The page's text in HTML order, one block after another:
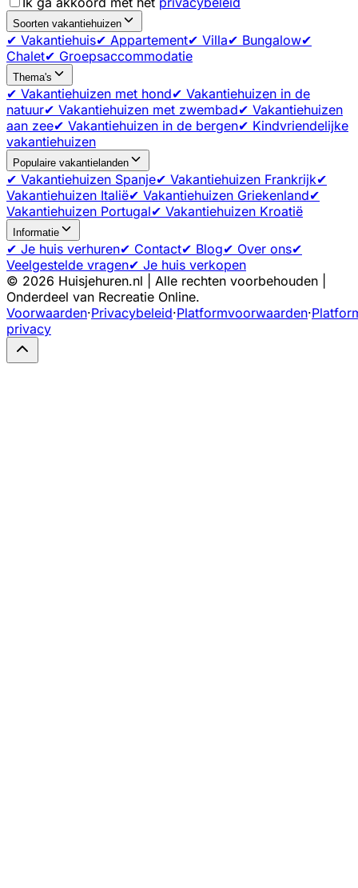
Soorten vakantiehuizen
✔ Vakantiehuis✔ Appartement✔ Villa✔ Bungalow✔
Chalet✔ Groepsaccommodatie
Thema's
✔ Vakantiehuizen met hond✔ Vakantiehuizen in de
natuur✔ Vakantiehuizen met zwembad✔ Vakantiehuizen
aan zee✔ Vakantiehuizen in de bergen✔ Kindvriendelijke
vakantiehuizen
Populaire vakantielanden
✔ Vakantiehuizen Spanje✔ Vakantiehuizen Frankrijk✔
Vakantiehuizen Italië✔ Vakantiehuizen Griekenland✔
Vakantiehuizen Portugal✔ Vakantiehuizen Kroatië
Informatie
✔ Je huis verhuren✔ Contact✔ Blog✔ Over ons✔
Veelgestelde vragen✔ Je huis verkopen
© 2026 Huisjehuren.nl | Alle rechten voorbehouden |
Onderdeel van Recreatie Online.
Voorwaarden·Privacybeleid·Platformvoorwaarden·
privacy